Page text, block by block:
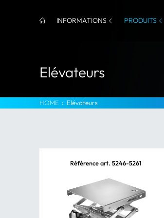
INFORMATIONS PRODUITS
Elévateurs
HOME› Elévateurs
Référence art. 5246-5261